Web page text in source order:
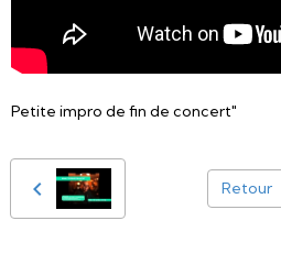
Petite impro de fin de concert"
Retour